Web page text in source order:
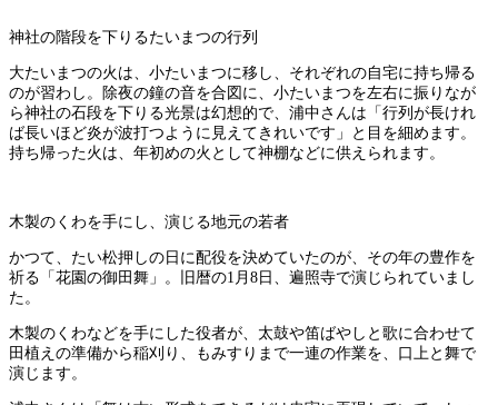
神社の階段を下りるたいまつの行列
大たいまつの火は、小たいまつに移し、それぞれの自宅に持ち帰る
のが習わし。除夜の鐘の音を合図に、小たいまつを左右に振りなが
ら神社の石段を下りる光景は幻想的で、浦中さんは「行列が長けれ
ば長いほど炎が波打つように見えてきれいです」と目を細めます。
持ち帰った火は、年初めの火として神棚などに供えられます。
木製のくわを手にし、演じる地元の若者
かつて、たい松押しの日に配役を決めていたのが、その年の豊作を
祈る「花園の御田舞」。旧暦の1月8日、遍照寺で演じられていまし
た。
木製のくわなどを手にした役者が、太鼓や笛ばやしと歌に合わせて
田植えの準備から稲刈り、もみすりまで一連の作業を、口上と舞で
演じます。